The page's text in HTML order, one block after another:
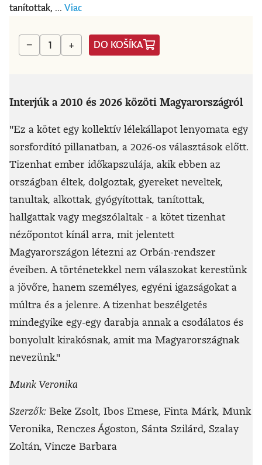
tanítottak, ... Viac
− + DO KOŠÍKA
Interjúk a 2010 és 2026 közöti Magyarországról
"Ez a kötet egy kollektív lélekállapot lenyomata egy
sorsfordító pillanatban, a 2026-os választások előtt.
Tizenhat ember időkapszulája, akik ebben az
országban éltek, dolgoztak, gyereket neveltek,
tanultak, alkottak, gyógyítottak, tanítottak,
hallgattak vagy megszólaltak - a kötet tizenhat
nézőpontot kínál arra, mit jelentett
Magyarországon létezni az Orbán-rendszer
éveiben. A történetekkel nem válaszokat kerestünk
a jövőre, hanem személyes, egyéni igazságokat a
múltra és a jelenre. A tizenhat beszélgetés
mindegyike egy-egy darabja annak a csodálatos és
bonyolult kirakósnak, amit ma Magyarországnak
nevezünk."
Munk Veronika
Szerzők: Beke Zsolt, Ibos Emese, Finta Márk, Munk
Veronika, Renczes Ágoston, Sánta Szilárd, Szalay
Zoltán, Vincze Barbara